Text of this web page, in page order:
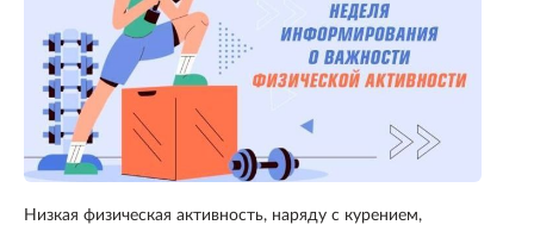
Низкая физическая активность, наряду с курением,